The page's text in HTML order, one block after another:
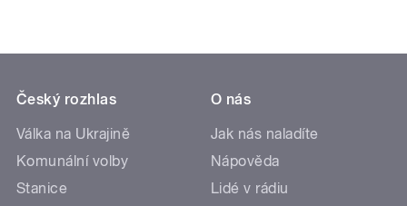
Český rozhlas
Válka na Ukrajině
Komunální volby
Stanice
O nás
Jak nás naladíte
Nápověda
Lidé v rádiu